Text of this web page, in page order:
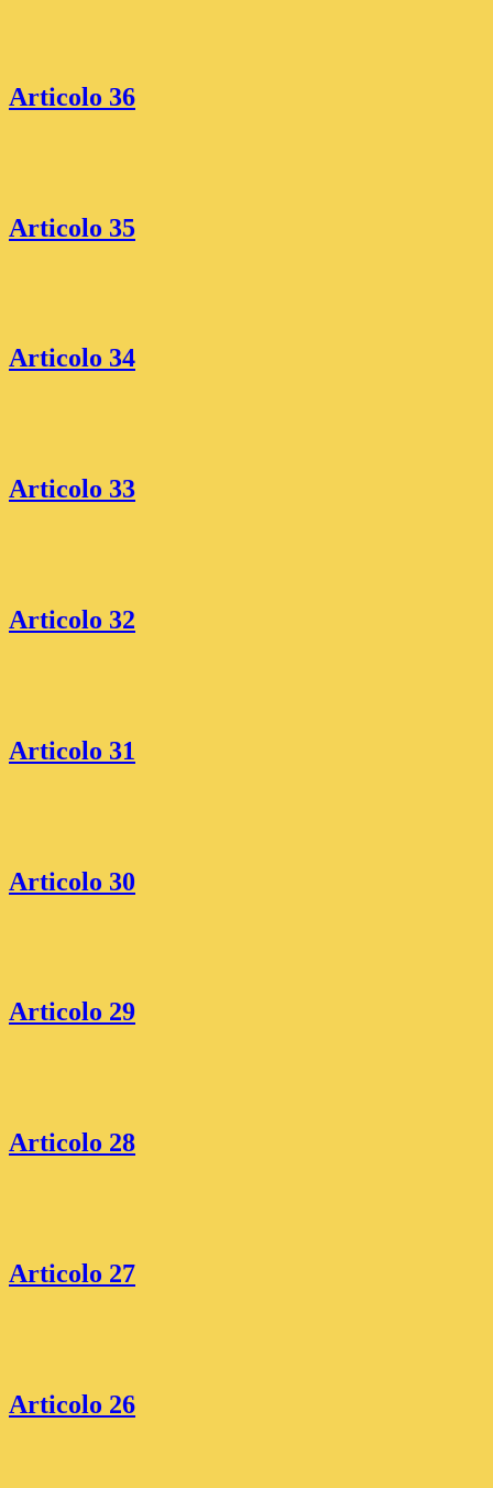
Articolo 36
Articolo 35
Articolo 34
Articolo 33
Articolo 32
Articolo 31
Articolo 30
Articolo 29
Articolo 28
Articolo 27
Articolo 26